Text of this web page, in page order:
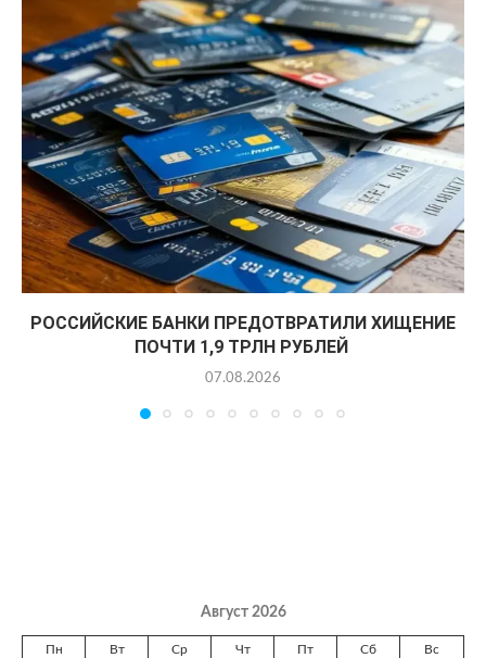
РОССИЙСКИЕ БАНКИ ПРЕДОТВРАТИЛИ ХИЩЕНИЕ
ПОЧТИ 1,9 ТРЛН РУБЛЕЙ
07.08.2026
Август 2026
Пн Вт Ср Чт Пт Сб Вс